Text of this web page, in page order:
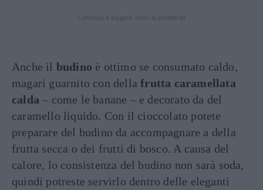
Anche il budino è ottimo se consumato caldo,
magari guarnito con dellafrutta caramellata
calda – come le banane – e decorato da del
caramello liquido. Con il cioccolato potete
preparare del budino da accompagnare a della
frutta secca o dei frutti di bosco. A causa del
calore, lo consistenza del budino non sarà soda,
quindi potreste servirlo dentro delle eleganti